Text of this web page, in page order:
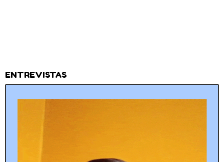
ENTREVISTAS